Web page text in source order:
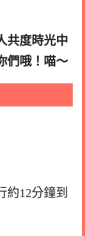
共度時光中
們哦！喵～
約12分鐘到